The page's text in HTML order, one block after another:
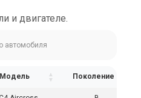
и двигателе.
Модель Поколение